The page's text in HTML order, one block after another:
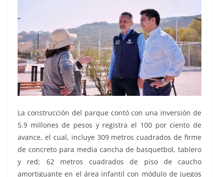
La construcción del parque contó con una inversión de
5.9 millones de pesos y registra el 100 por ciento de
avance, el cual, incluye 309 metros cuadrados de firme
de concreto para media cancha de basquetbol, tablero
y red; 62 metros cuadrados de piso de caucho
amortiguante en el área infantil con módulo de juegos